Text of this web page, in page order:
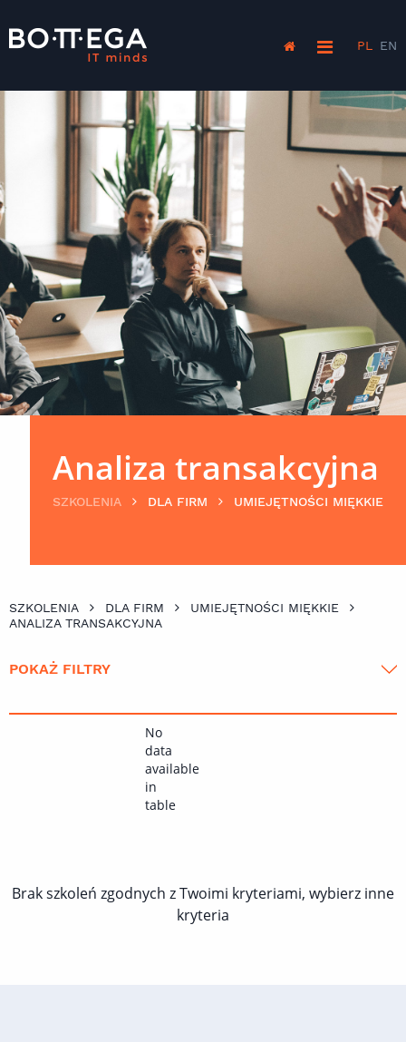
PL EN
Analiza transakcyjna
SZKOLENIA DLA FIRM UMIEJĘTNOŚCI MIĘKKIE
SZKOLENIA DLA FIRM
UMIEJĘTNOŚCI MIĘKKIE
ANALIZA TRANSAKCYJNA
POKAŻ FILTRY
No
data
available
in
table
Brak szkoleń zgodnych z Twoimi kryteriami, wybierz inne
kryteria